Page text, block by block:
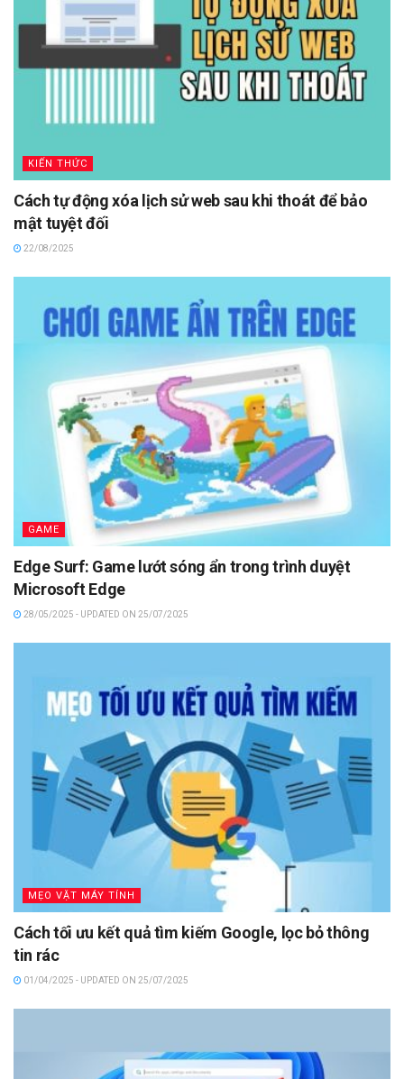
KIẾN THỨC
Cách tự động xóa lịch sử web sau khi thoát để bảo
mật tuyệt đối
22/08/2025
GAME
Edge Surf: Game lướt sóng ẩn trong trình duyệt
Microsoft Edge
28/05/2025 - UPDATED ON 25/07/2025
MẸO VẶT MÁY TÍNH
Cách tối ưu kết quả tìm kiếm Google, lọc bỏ thông
tin rác
01/04/2025 - UPDATED ON 25/07/2025